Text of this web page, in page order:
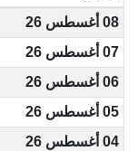
08 أغسطس 26
07 أغسطس 26
06 أغسطس 26
05 أغسطس 26
04 أغسطس 26